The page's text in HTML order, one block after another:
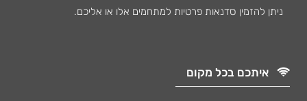
ניתן להזמין סדנאות פרטיות למתחמים אלו או אליכם.
איתכם בכל מקום